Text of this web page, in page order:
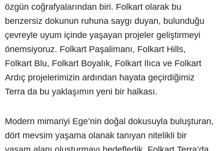
özgün coğrafyalarından biri. Folkart olarak bu
benzersiz dokunun ruhuna saygı duyan, bulunduğu
çevreyle uyum içinde yaşayan projeler geliştirmeyi
önemsiyoruz. Folkart Paşalimanı, Folkart Hills,
Folkart Blu, Folkart Boyalık, Folkart Ilıca ve Folkart
Ardıç projelerimizin ardından hayata geçirdiğimiz
Terra da bu yaklaşımın yeni bir halkası.
Modern mimariyi Ege’nin doğal dokusuyla buluşturan,
dört mevsim yaşama olanak tanıyan nitelikli bir